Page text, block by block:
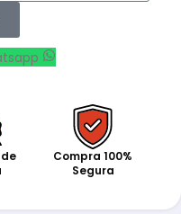
Compra 100%
Segura